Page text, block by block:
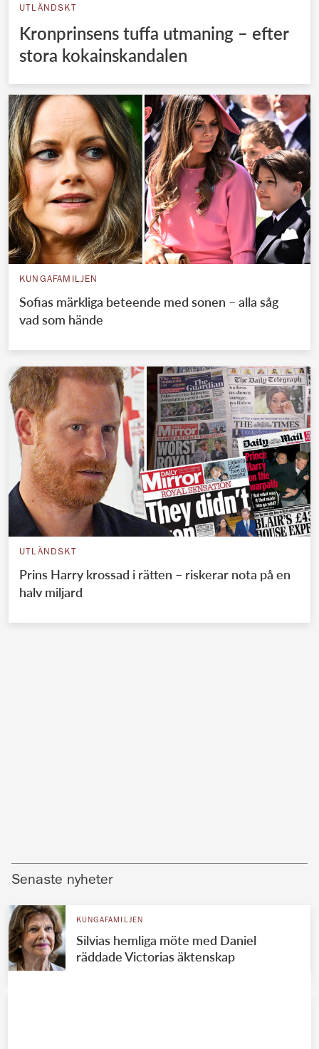
UTLÄNDSKT
Kronprinsens tuffa utmaning – efter
stora kokainskandalen
KUNGAFAMILJEN
Sofias märkliga beteende med sonen – alla såg
vad som hände
UTLÄNDSKT
Prins Harry krossad i rätten – riskerar nota på en
halv miljard
Senaste nyheter
KUNGAFAMILJEN
Silvias hemliga möte med Daniel
räddade Victorias äktenskap